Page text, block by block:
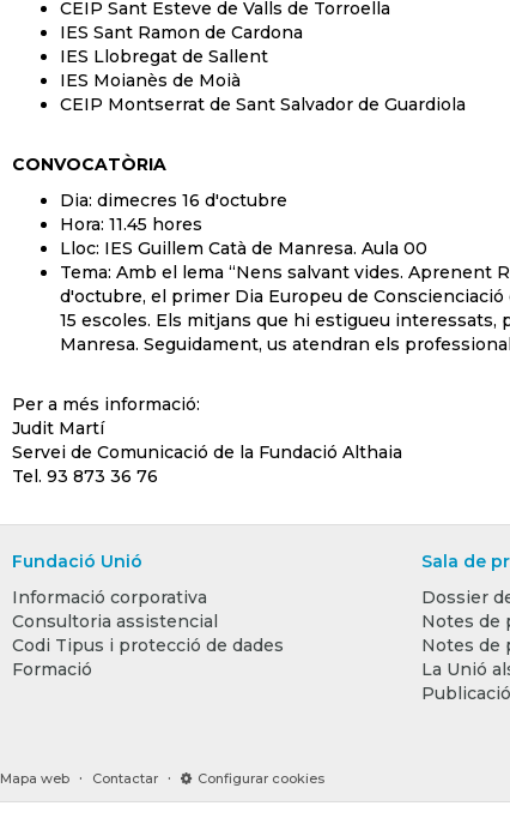
CEIP Sant Esteve de Valls de Torroella
IES Sant Ramon de Cardona
IES Llobregat de Sallent
IES Moianès de Moià
CEIP Montserrat de Sant Salvador de Guardiola
CONVOCATÒRIA
Dia: dimecres 16 d'octubre
Hora: 11.45 hores
Lloc: IES Guillem Catà de Manresa. Aula 00
Tema: Amb el lema “Nens salvant vides. Aprenent
d'octubre, el primer Dia Europeu de
15 escoles. Els mitjans que hi estigueu interessats,
Manresa. Seguidament, us atendran els
Per a més informació:
Judit Martí
Servei de Comunicació de la Fundació Althaia
Tel. 93 873 36 76
Fundació Unió
Informació corporativa
Consultoria assistencial
Codi Tipus i protecció de dades
Formació
Sala de
Dossier
Notes de
Notes de
La Unió
Mapa web · Contactar · Configurar cookies